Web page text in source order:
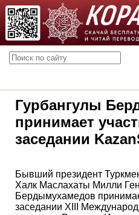
Гурбангулы
принимает
заседании
Бывший президент
Халк Маслахаты Милли
Бердымухамедов
заседании XIII